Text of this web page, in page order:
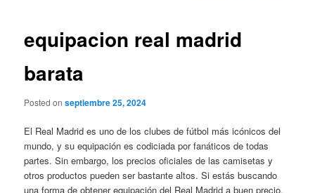
equipacion real madrid
barata
Posted onseptiembre 25, 2024
El Real Madrid es uno de los clubes de fútbol más icónicos del
mundo, y su equipación es codiciada por fanáticos de todas
partes. Sin embargo, los precios oficiales de las camisetas y
otros productos pueden ser bastante altos. Si estás buscando
una forma de obtener equipación del Real Madrid a buen precio,